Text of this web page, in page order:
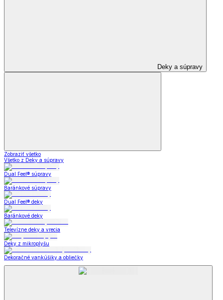
Deky a súpravy
Zobraziť všetko
Všetko z Deky a súpravy
Dual Feel® súpravy
Baránkové súpravy
Dual Feel® deky
Baránkové deky
Televízne deky a vrecia
Deky z mikroplyšu
Dekoračné vankúšiky a obliečky